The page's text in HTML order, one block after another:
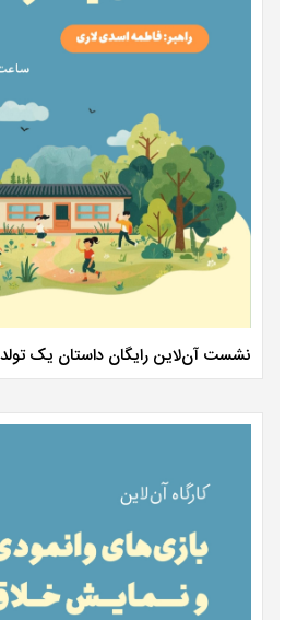
نشست آن‌لاین رایگان داستان یک تولد